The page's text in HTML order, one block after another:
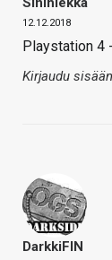
12.12.2018
Playstation 4
Kirjaudu
DarkkiFIN